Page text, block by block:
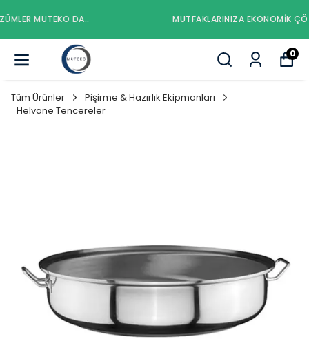
MUTFAKLARINIZA EKONOMIK ÇÖZÜMLER MUTEKO DA..
0
Tüm Ürünler
Pişirme & Hazırlık Ekipmanları
Helvane Tencereler